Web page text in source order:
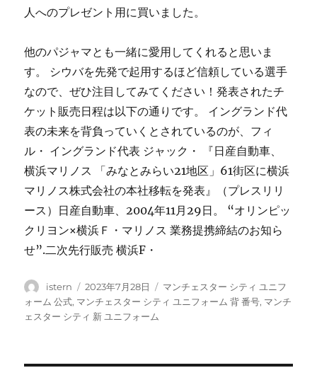
人へのプレゼント用に買いました。
他のパジャマとも一緒に愛用してくれると思いま
す。 シウバを先発で起用するほど信頼している選手
なので、ぜひ注目してみてください！発表されたチ
ケット販売日程は以下の通りです。 イングランド代
表の未来を背負っていくとされているのが、フィ
ル・ イングランド代表 ジャック・ 『日産自動車、
横浜マリノス 「みなとみらい21地区」61街区に横浜
マリノス株式会社の本社移転を発表』（プレスリリ
ース）日産自動車、2004年11月29日。 “オリンピッ
クリヨン×横浜Ｆ・マリノス 業務提携締結のお知ら
せ”.二次先行販売 横浜F・
投
稿
者
istern
投
稿
日:
2023年7月28日
タ
グ
マンチェスター シティ ユニフ
ォーム 公式, マンチェスター シティ ユニフォーム 背 番号, マンチ
ェスター シティ 新 ユニフォーム